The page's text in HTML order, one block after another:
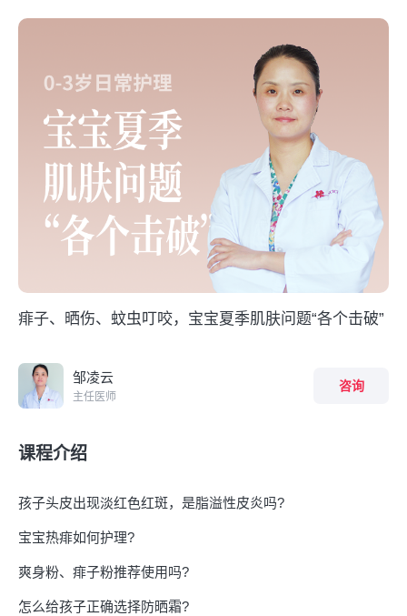
痱子、晒伤、蚊虫叮咬，宝宝夏季肌肤问题“各个击破”
邹凌云
主任医师
咨询
课程介绍
孩子头皮出现淡红色红斑，是脂溢性皮炎吗?
宝宝热痱如何护理?
爽身粉、痱子粉推荐使用吗?
怎么给孩子正确选择防晒霜?